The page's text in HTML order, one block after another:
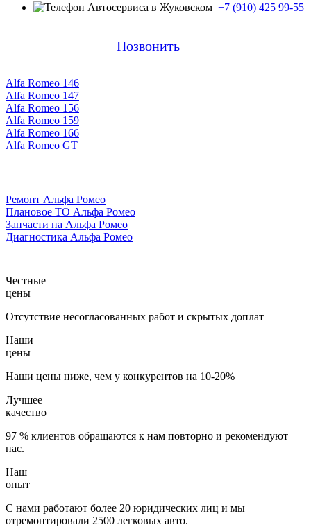
+7 (910) 425 99-55
Позвонить
Alfa Romeo 146
Alfa Romeo 147
Alfa Romeo 156
Alfa Romeo 159
Alfa Romeo 166
Alfa Romeo GT
Ремонт Альфа Ромео
Плановое ТО Альфа Ромео
Запчасти на Альфа Ромео
Диагностика Альфа Ромео
Честные
цены
Отсутствие несогласованных работ и скрытых доплат
Наши
цены
Наши цены ниже, чем у конкурентов на 10-20%
Лучшее
качество
97 % клиентов обращаются к нам повторно и рекомендуют
нас.
Наш
опыт
С нами работают более 20 юридических лиц и мы
отремонтировали 2500 легковых авто.